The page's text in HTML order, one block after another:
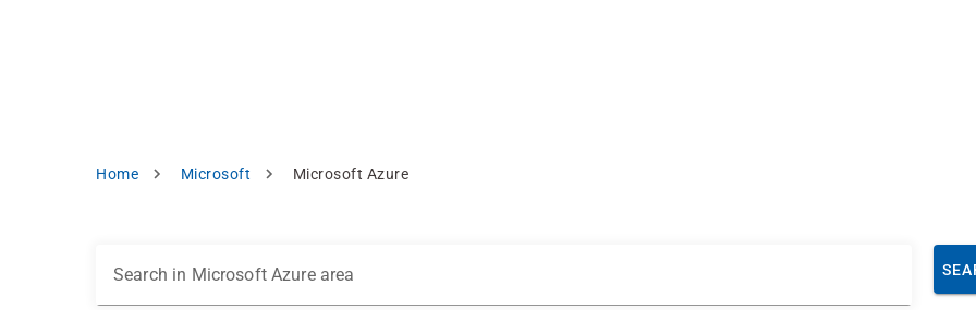
Breadcrumb
Home Microsoft Microsoft Azure
Search in Microsoft Azure area